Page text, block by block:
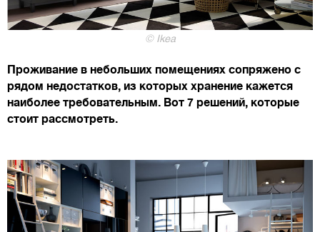
© Ikea
Проживание в небольших помещениях сопряжено с
рядом недостатков, из которых хранение кажется
наиболее требовательным. Вот 7 решений, которые
стоит рассмотреть.